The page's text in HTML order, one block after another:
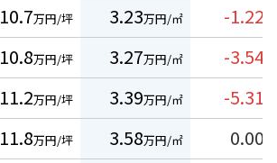
10.7万円/坪 3.23万円/㎡ -1.22
10.8万円/坪 3.27万円/㎡ -3.54
11.2万円/坪 3.39万円/㎡ -5.31
11.8万円/坪 3.58万円/㎡ 0.00